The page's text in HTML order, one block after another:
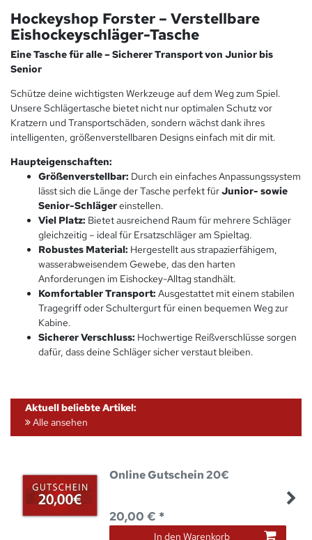
Hockeyshop Forster – Verstellbare
Eishockeyschläger-Tasche
Eine Tasche für alle – Sicherer Transport von Junior bis
Senior
Schütze deine wichtigsten Werkzeuge auf dem Weg zum Spiel.
Unsere Schlägertasche bietet nicht nur optimalen Schutz vor
Kratzern und Transportschäden, sondern wächst dank ihres
intelligenten, größenverstellbaren Designs einfach mit dir mit.
Haupteigenschaften:
Größenverstellbar: Durch ein einfaches Anpassungssystem
lässt sich die Länge der Tasche perfekt fürJunior- sowie
Senior-Schlägereinstellen.
Viel Platz: Bietet ausreichend Raum für mehrere Schläger
gleichzeitig – ideal für Ersatzschläger am Spieltag.
Robustes Material: Hergestellt aus strapazierfähigem,
wasserabweisendem Gewebe, das den harten
Anforderungen im Eishockey-Alltag standhält.
Komfortabler Transport: Ausgestattet mit einem stabilen
Tragegriff oder Schultergurt für einen bequemen Weg zur
Kabine.
Sicherer Verschluss: Hochwertige Reißverschlüsse sorgen
dafür, dass deine Schläger sicher verstaut bleiben.
Aktuell beliebte Artikel:
Alle ansehen
Online Gutschein 20€
20,00 € *
In den Warenkorb